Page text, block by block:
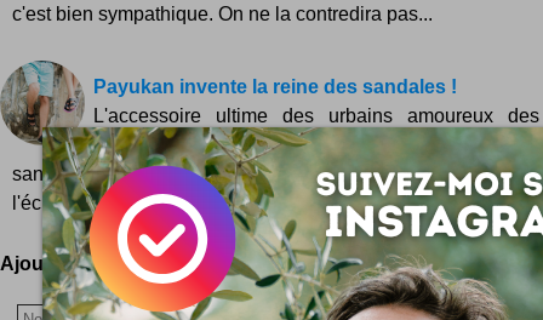
c'est bien sympathique. On ne la contredira pas...
Payukan invente la reine des sandales !
L'accessoire ultime des urbains amoureux
Robustes, confortables et furieusement
sandales que vos pieds vont adorer ! Même si c'est un
l'écrire, le Made in France recèle très souvent de véritables
Ajoutez votre avis !